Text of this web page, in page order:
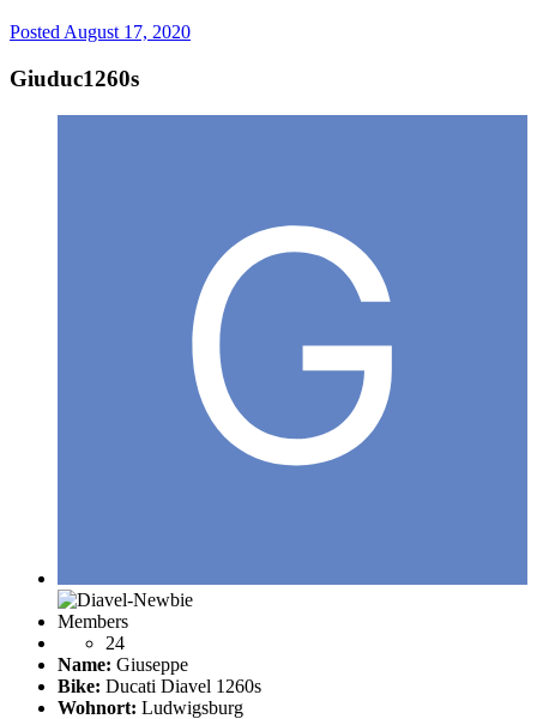
PostedAugust 17, 2020
Giuduc1260s
Members
24
Name: Giuseppe
Bike: Ducati Diavel 1260s
Wohnort: Ludwigsburg